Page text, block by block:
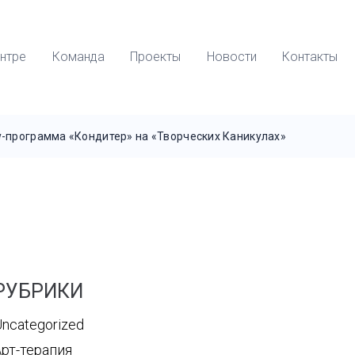
Команда Проекты Новости Контакты
«Кондитер» на «Творческих Каникулах»
терапия